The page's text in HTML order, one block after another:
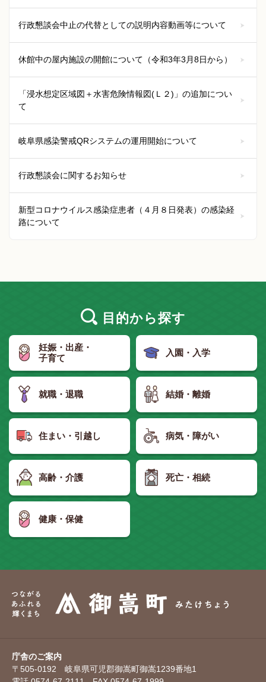
行政懇談会中止の代替としての説明内容動画等について
休館中の屋内施設の開館について（令和3年3月8日から）
「浸水想定区域図＋水害危険情報図(Ｌ２)」の追加につい
て
岐阜県感染警戒QRシステムの運用開始について
行政懇談会に関するお知らせ
新型コロナウイルス感染症患者（４月８日発表）の感染経
路について
目的から探す
妊娠・出産・
子育て
入園・入学
就職・退職 結婚・離婚
住まい・引越し 病気・障がい
高齢・介護 死亡・相続
健康・保健
庁舎のご案内
〒505-0192 岐阜県可児郡御嵩町御嵩1239番地1